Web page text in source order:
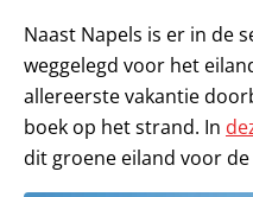
Naast Napels is er in de
weggelegd voor het
allereerste vakantie
boek op het strand. In
dit groene eiland voor de